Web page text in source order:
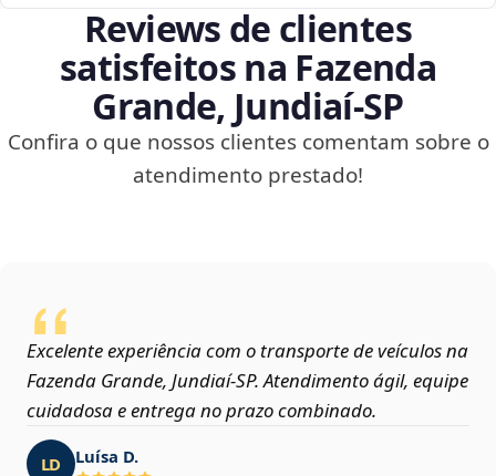
Reviews de clientes
satisfeitos na Fazenda
Grande, Jundiaí‑SP
Confira o que nossos clientes comentam sobre o
atendimento prestado!
Excelente experiência com o transporte de veículos na
Fazenda Grande, Jundiaí‑SP. Atendimento ágil, equipe
cuidadosa e entrega no prazo combinado.
LD Luísa D.